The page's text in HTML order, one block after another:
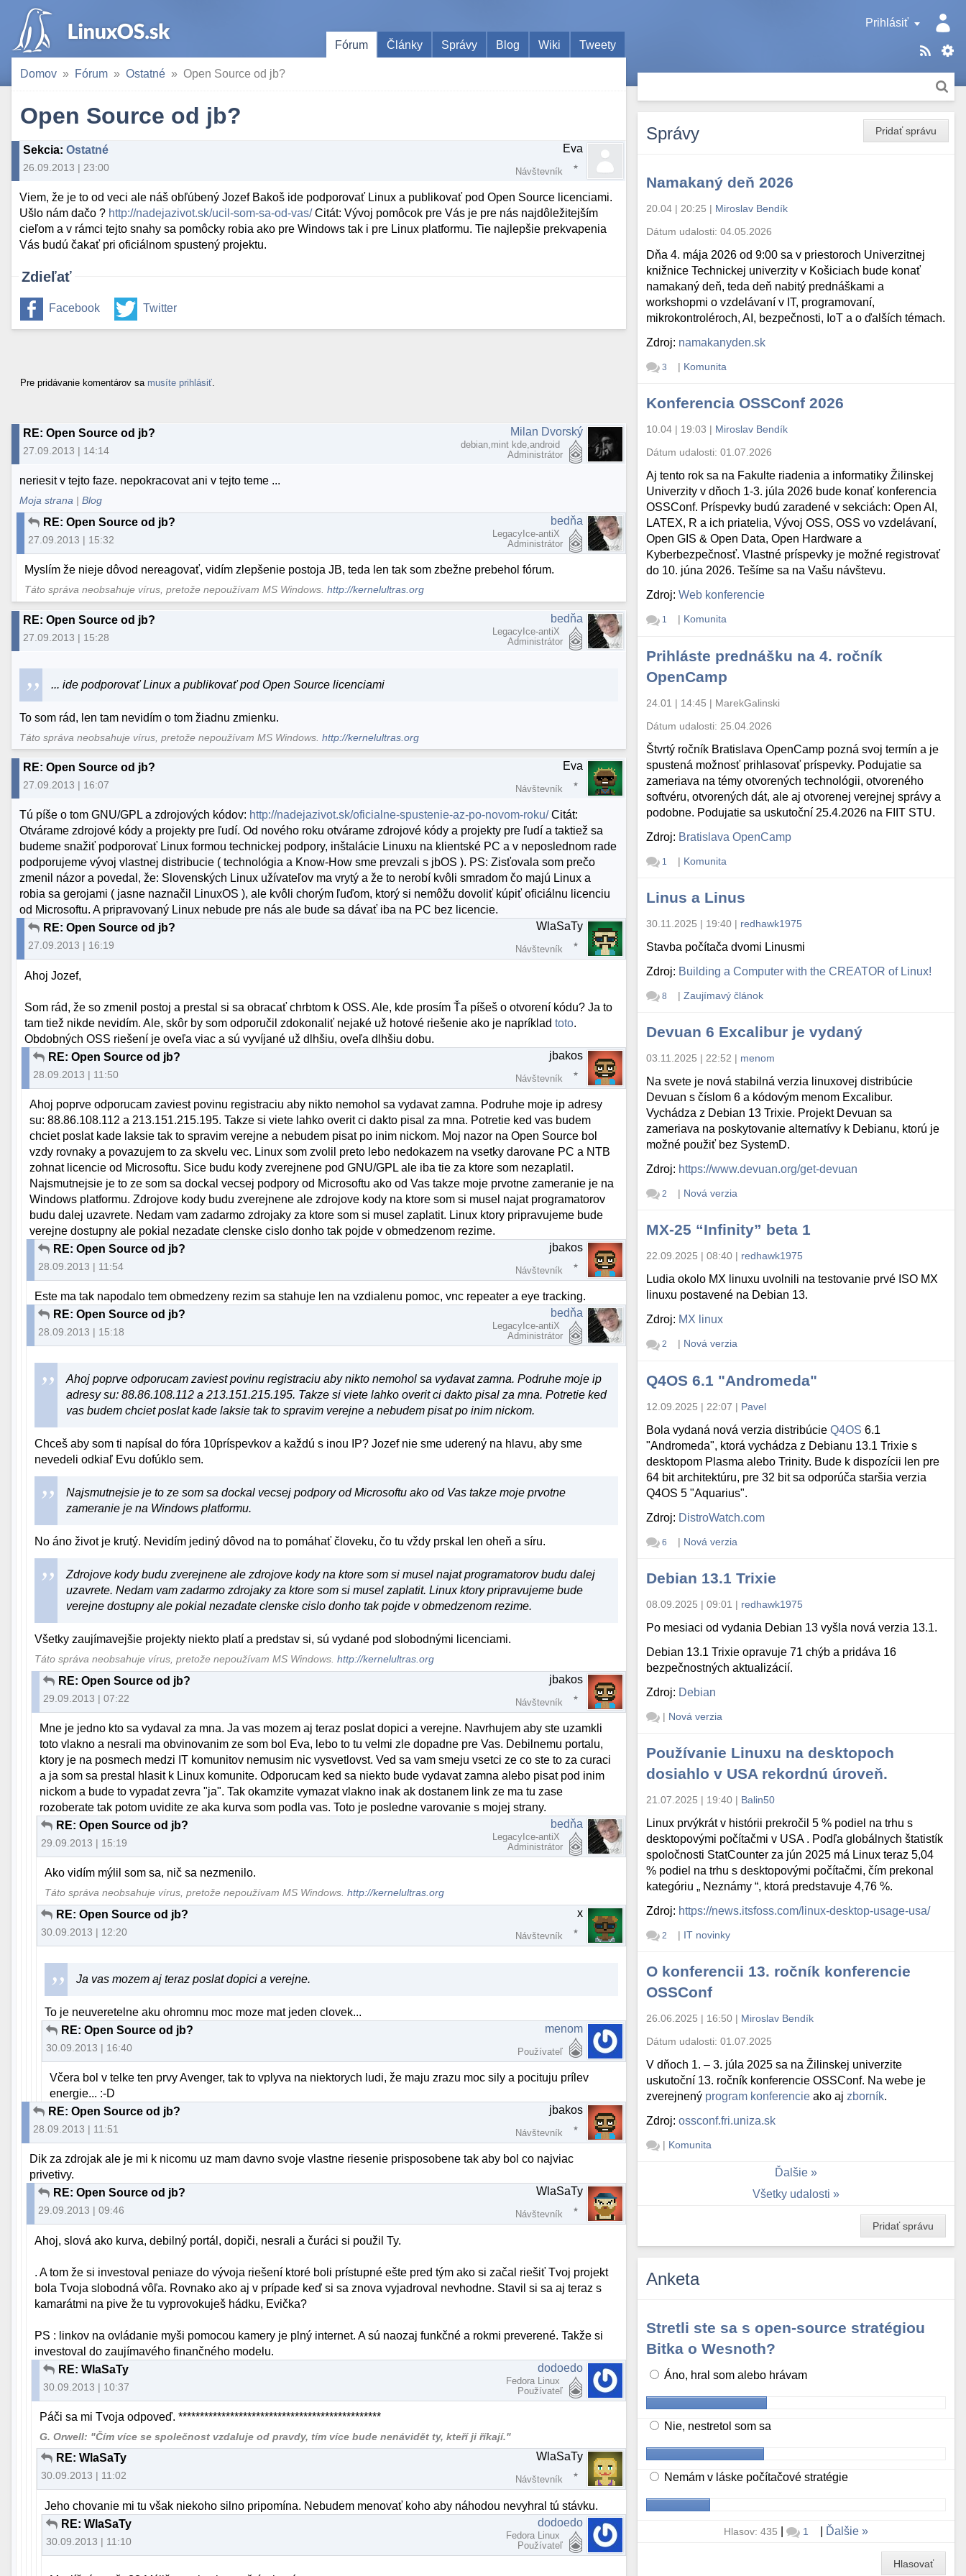
Prihlásiť
Fórum
Články Správy Blog Wiki Tweety
Domov Fórum Ostatné Open Source od jb?
Open Source od jb?
Sekcia: Ostatné
26.09.2013 | 23:00
Eva
Návštevník
Viem, že je to od veci ale náš obľúbený Jozef Bakoš ide podporovať Linux a publikovať pod Open Source licenciami.
Ušlo nám dačo ? http://nadejazivot.sk/ucil-som-sa-od-vas/Citát: Vývoj pomôcok pre Vás je pre nás najdôležitejším
cieľom a v rámci tejto snahy sa pomôcky robia ako pre Windows tak i pre Linux platformu. Tie najlepšie prekvapenia
Vás budú čakať pri oficiálnom spustený projektu.
Zdieľať
Facebook Twitter
Pre pridávanie komentárov sa musíte prihlásiť
RE: Open Source od jb?
27.09.2013 | 14:14
Milan Dvorský
debian,mint kde,android
Administrátor
neriesit v tejto faze. nepokracovat ani v tejto teme ...
Moja strana |Blog
RE: Open Source od jb?
27.09.2013 | 15:32
bedňa
LegacyIce-antiX
Administrátor
Myslím že nieje dôvod nereagovať, vidím zlepšenie postoja JB, teda len tak som zbežne prebehol fórum.
Táto správa neobsahuje vírus, pretože nepoužívam MS Windows.http://kernelultras.org
RE: Open Source od jb?
27.09.2013 | 15:28
bedňa
LegacyIce-antiX
Administrátor
... ide podporovať Linux a publikovať pod Open Source licenciami
To som rád, len tam nevidím o tom žiadnu zmienku.
Táto správa neobsahuje vírus, pretože nepoužívam MS Windows.http://kernelultras.org
RE: Open Source od jb?
27.09.2013 | 16:07
Eva
Návštevník
Tú píše o tom GNU/GPL a zdrojových kódov: http://nadejazivot.sk/oficialne-spustenie-az-po-novom-roku/ Citát:
Otvárame zdrojové kódy a projekty pre ľudí. Od nového roku otvárame zdrojové kódy a projekty pre ľudí a taktiež sa
budeme snažiť podporovať Linux formou technickej podpory, inštalácie Linuxu na klientské PC a v neposlednom rade
podporujeme vývoj vlastnej distribucie ( technológia a Know-How sme prevzali s jbOS ). PS: Zisťovala som prečo
zmenil názor a povedal, že: Slovenských Linux užívateľov ma vrytý a že to nerobí kvôli smradom čo majú Linux a
robia sa gerojami ( jasne naznačil LinuxOS ), ale kvôli chorým ľuďom, ktorý si nemôžu dovoliť kúpiť oficiálnu licenciu
od Microsoftu. A pripravovaný Linux nebude pre nás ale bude sa dávať iba na PC bez licencie.
RE: Open Source od jb?
27.09.2013 | 16:19
WlaSaTy
Návštevník
Ahoj Jozef,
Som rád, že so zmenil postoj a prestal si sa obracať chrbtom k OSS. Ale, kde prosím Ťa píšeš o otvorení kódu? Ja to
tam tiež nikde nevidím. Ale, skôr by som odporučil zdokonaliť nejaké už hotové riešenie ako je napríkladtoto.
Obdobných OSS riešení je oveľa viac a sú vyvíjané už dlhšiu, oveľa dlhšiu dobu.
RE: Open Source od jb?
28.09.2013 | 11:50
jbakos
Návštevník
Ahoj poprve odporucam zaviest povinu registraciu aby nikto nemohol sa vydavat zamna. Podruhe moje ip adresy
su: 88.86.108.112 a 213.151.215.195. Takze si viete lahko overit ci dakto pisal za mna. Potretie ked vas budem
chciet poslat kade laksie tak to spravim verejne a nebudem pisat po inim nickom. Moj nazor na Open Source bol
vzdy rovnaky a povazujem to za skvelu vec. Linux som zvolil preto lebo nedokazem na vsetky darovane PC a NTB
zohnat licencie od Microsoftu. Sice budu kody zverejnene pod GNU/GPL ale iba tie za ktore som nezaplatil.
Najsmutnejsie je to ze som sa dockal vecsej podpory od Microsoftu ako od Vas takze moje prvotne zameranie je na
Windows platformu. Zdrojove kody budu zverejnene ale zdrojove kody na ktore som si musel najat programatorov
budu dalej uzavrete. Nedam vam zadarmo zdrojaky za ktore som si musel zaplatit. Linux ktory pripravujeme bude
verejne dostupny ale pokial nezadate clenske cislo donho tak pojde v obmedzenom rezime.
RE: Open Source od jb?
28.09.2013 | 11:54
jbakos
Návštevník
Este ma tak napodalo tem obmedzeny rezim sa stahuje len na vzdialenu pomoc, vnc repeater a eye tracking.
RE: Open Source od jb?
28.09.2013 | 15:18
bedňa
LegacyIce-antiX
Administrátor
Ahoj poprve odporucam zaviest povinu registraciu aby nikto nemohol sa vydavat zamna. Podruhe moje ip
adresy su: 88.86.108.112 a 213.151.215.195. Takze si viete lahko overit ci dakto pisal za mna. Potretie ked
vas budem chciet poslat kade laksie tak to spravim verejne a nebudem pisat po inim nickom.
Chceš aby som ti napísal do fóra 10príspevkov a každú s inou IP? Jozef nie sme uderený na hlavu, aby sme
nevedeli odkiaľ Evu dofúklo sem.
Najsmutnejsie je to ze som sa dockal vecsej podpory od Microsoftu ako od Vas takze moje prvotne
zameranie je na Windows platformu.
No áno život je krutý. Nevidím jediný dôvod na to pomáhať človeku, čo tu vždy prskal len oheň a síru.
Zdrojove kody budu zverejnene ale zdrojove kody na ktore som si musel najat programatorov budu dalej
uzavrete. Nedam vam zadarmo zdrojaky za ktore som si musel zaplatit. Linux ktory pripravujeme bude
verejne dostupny ale pokial nezadate clenske cislo donho tak pojde v obmedzenom rezime.
Všetky zaujímavejšie projekty niekto platí a predstav si, sú vydané pod slobodnými licenciami.
Táto správa neobsahuje vírus, pretože nepoužívam MS Windows.http://kernelultras.org
RE: Open Source od jb?
29.09.2013 | 07:22
jbakos
Návštevník
Mne je jedno kto sa vydaval za mna. Ja vas mozem aj teraz poslat dopici a verejne. Navrhujem aby ste uzamkli
toto vlakno a nesrali ma obvinovanim ze som bol Eva, lebo to tu velmi zle dopadne pre Vas. Debilnemu portalu,
ktory je na posmech medzi IT komunitov nemusim nic vysvetlovst. Ved sa vam smeju vsetci ze co ste to za curaci
a ja som sa prestal hlasit k Linux komunite. Odporucam ked sa niekto bude vydavat zamna alebo pisat pod inim
nickom a bude to vypadat zevra "ja". Tak okamzite vymazat vlakno inak ak dostanem link ze ma tu zase
rozoberate tak potom uvidite ze aka kurva som podla vas. Toto je posledne varovanie s mojej strany.
RE: Open Source od jb?
29.09.2013 | 15:19
bedňa
LegacyIce-antiX
Administrátor
Ako vidím mýlil som sa, nič sa nezmenilo.
Táto správa neobsahuje vírus, pretože nepoužívam MS Windows.http://kernelultras.org
RE: Open Source od jb?
30.09.2013 | 12:20
x
Návštevník
Ja vas mozem aj teraz poslat dopici a verejne.
To je neuveretelne aku ohromnu moc moze mat jeden clovek...
RE: Open Source od jb?
30.09.2013 | 16:40
menom
Používateľ
Včera bol v telke ten prvy Avenger, tak to vplyva na niektorych ludi, že maju zrazu moc sily a pocituju prílev
energie... :-D
RE: Open Source od jb?
28.09.2013 | 11:51
jbakos
Návštevník
Dik za zdrojak ale je mi k nicomu uz mam davno svoje vlastne riesenie prisposobene tak aby bol co najviac
privetivy.
RE: Open Source od jb?
29.09.2013 | 09:46
WlaSaTy
Návštevník
Ahoj, slová ako kurva, debilný portál, dopiči, nesrali a čuráci si použil Ty.
. A tom že si investoval peniaze do vývoja riešení ktoré boli prístupné ešte pred tým ako si začal riešiť Tvoj projekt
bola Tvoja slobodná vôľa. Rovnako ako aj v prípade keď si sa znova vyjadroval nevhodne. Stavil si sa aj teraz s
kamarátmi na pive že tu vyprovokuješ hádku, Evička?
PS : linkov na ovládanie myši pomocou kamery je plný internet. A sú naozaj funkčné a rokmi preverené. Takže si
investoval do zaujímavého finančného modelu.
RE: WlaSaTy
30.09.2013 | 10:37
dodoedo
Fedora Linux
Používateľ
Páči sa mi Tvoja odpoveď. ***********************************************
G. Orwell: "Čím více se společnost vzdaluje od pravdy, tím více bude nenávidět ty, kteří ji říkají."
RE: WlaSaTy
30.09.2013 | 11:02
WlaSaTy
Návštevník
Jeho chovanie mi tu však niekoho silno pripomína. Nebudem menovať koho aby náhodou nevyhral tú stávku.
RE: WlaSaTy
30.09.2013 | 11:10
dodoedo
Fedora Linux
Používateľ
Pridať správu
Správy
Namakaný deň 2026
20.04 | 20:25 | Miroslav Bendík
Dátum udalosti:04.05.2026
Dňa 4. mája 2026 od 9:00 sa v priestoroch Univerzitnej
knižnice Technickej univerzity v Košiciach bude konať
namakaný deň, teda deň nabitý prednáškami a
workshopmi o vzdelávaní v IT, programovaní,
mikrokontroléroch, AI, bezpečnosti, IoT a o ďalších témach.
Zdroj: namakanyden.sk
3 | Komunita
Konferencia OSSConf 2026
10.04 | 19:03 | Miroslav Bendík
Dátum udalosti:01.07.2026
Aj tento rok sa na Fakulte riadenia a informatiky Žilinskej
Univerzity v dňoch 1-3. júla 2026 bude konať konferencia
OSSConf. Príspevky budú zaradené v sekciách: Open AI,
LATEX, R a ich priatelia, Vývoj OSS, OSS vo vzdelávaní,
Open GIS & Open Data, Open Hardware a
Kyberbezpečnosť. Vlastné príspevky je možné registrovať
do 10. júna 2026. Tešíme sa na Vašu návštevu.
Zdroj:Web konferencie
1 | Komunita
Prihláste prednášku na 4. ročník
OpenCamp
24.01 | 14:45 | MarekGalinski
Dátum udalosti: 25.04.2026
Štvrtý ročník Bratislava OpenCamp pozná svoj termín a je
spustená možnosť prihlasovať príspevky. Podujatie sa
zameriava na témy otvorených technológii, otvoreného
softvéru, otvorených dát, ale aj otvorenej verejnej správy a
podobne. Podujatie sa uskutoční 25.4.2026 na FIIT STU.
Zdroj: Bratislava OpenCamp
1 | Komunita
Linus a Linus
30.11.2025 | 19:40 | redhawk1975
Stavba počítača dvomi Linusmi
Zdroj: Building a Computer with the CREATOR of Linux!
8 | Zaujímavý článok
Devuan 6 Excalibur je vydaný
03.11.2025 | 22:52 | menom
Na svete je nová stabilná verzia linuxovej distribúcie
Devuan s číslom 6 a kódovým menom Excalibur.
Vychádza z Debian 13 Trixie. Projekt Devuan sa
zameriava na poskytovanie alternatívy k Debianu, ktorú je
možné použiť bez SystemD.
Zdroj: https://www.devuan.org/get-devuan
2 | Nová verzia
MX-25 “Infinity” beta 1
22.09.2025 | 08:40 | redhawk1975
Ludia okolo MX linuxu uvolnili na testovanie prvé ISO MX
linuxu postavené na Debian 13.
Zdroj: MX linux
2 | Nová verzia
Q4OS 6.1 "Andromeda"
12.09.2025 | 22:07 | Pavel
Bola vydaná nová verzia distribúcieQ4OS 6.1
"Andromeda", ktorá vychádza z Debianu 13.1 Trixie s
desktopom Plasma alebo Trinity. Bude k dispozícii len pre
64 bit architektúru, pre 32 bit sa odporúča staršia verzia
Q4OS 5 "Aquarius".
Zdroj: DistroWatch.com
6 | Nová verzia
Debian 13.1 Trixie
08.09.2025 | 09:01 | redhawk1975
Po mesiaci od vydania Debian 13 vyšla nová verzia 13.1.
Debian 13.1 Trixie opravuje 71 chýb a pridáva 16
bezpečnostných aktualizácií.
Zdroj: Debian
| Nová verzia
Používanie Linuxu na desktopoch
dosiahlo v USA rekordnú úroveň.
21.07.2025 | 19:40 | Balin50
Linux prvýkrát v histórii prekročil 5 % podiel na trhu s
desktopovými počítačmi v USA . Podľa globálnych štatistík
spoločnosti StatCounter za jún 2025 má Linux teraz 5,04
% podiel na trhu s desktopovými počítačmi, čím prekonal
kategóriu „ Neznámy “, ktorá predstavuje 4,76 %.
Zdroj: https://news.itsfoss.com/linux-desktop-usage-usa/
2 | IT novinky
O konferencii 13. ročník konferencie
OSSConf
26.06.2025 | 16:50 | Miroslav Bendík
Dátum udalosti:01.07.2025
V dňoch 1. – 3. júla 2025 sa na Žilinskej univerzite
uskutoční 13. ročník konferencie OSSConf. Na webe je
zverejnený program konferencie ako aj zborník.
Zdroj:ossconf.fri.uniza.sk
| Komunita
Ďalšie
Všetky udalosti
Pridať správu
Anketa
Stretli ste sa s open-source stratégiou
Bitka o Wesnoth?
Áno, hral som alebo hrávam
Nie, nestretol som sa
Nemám v láske počítačové stratégie
Hlasov: 435 | 1 Ďalšie
Hlasovať